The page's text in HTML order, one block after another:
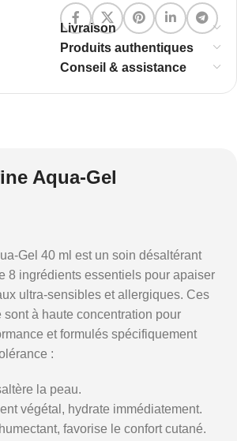
Livraison
Produits authentiques
Conseil & assistance
Aqua-Gel
Gel 40 ml est un soin désaltérant
8 ingrédients essentiels pour apaiser
ultra-sensibles et allergiques. Ces
sont à haute concentration pour
et formulés spécifiquement
:
la peau.
végétal, hydrate immédiatement.
humectant, favorise le confort cutané.